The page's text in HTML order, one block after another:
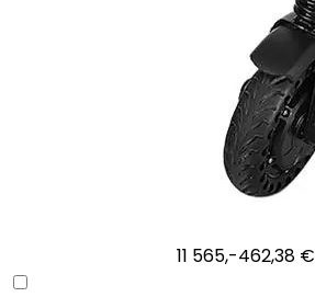
11 565,-462,38 €